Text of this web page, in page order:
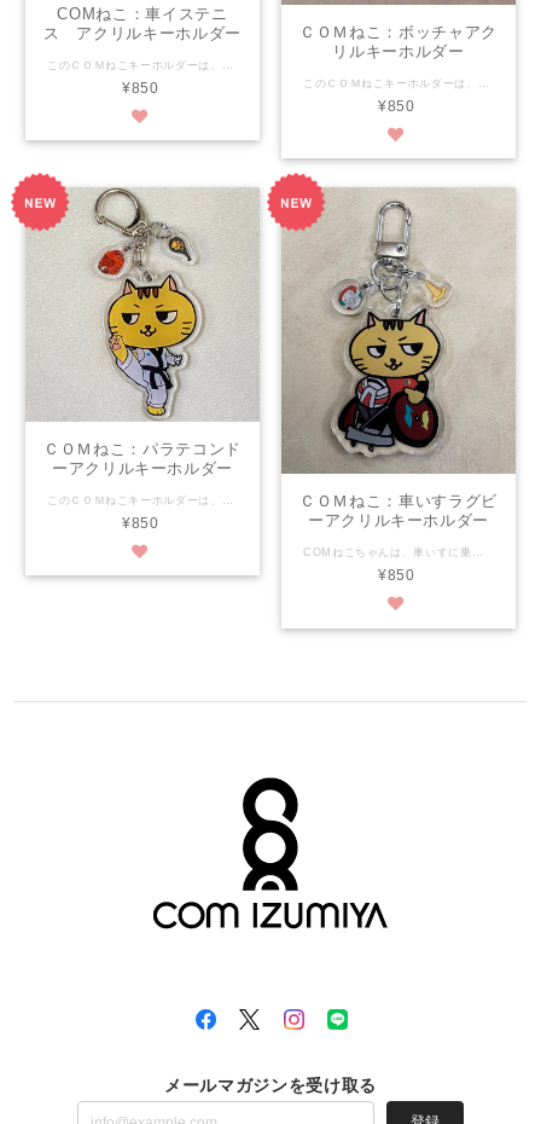
COMねこ：車イステニ
ス アクリルキーホルダー
¥850
ＣＯＭねこ：ボッチャアク
リルキーホルダー
¥850
ＣＯＭねこ：パラテコンド
ーアクリルキーホルダー
¥850
ＣＯＭねこ：車いすラグビ
ーアクリルキーホルダー
COMねこちゃんは、車いすに乗ったねこです。 いつも元気に、自由気ままにねこ生を楽しんでいます。 今回は車いすラグビーにチャレンジ！ COMねこは、いつも黄色の三角コーンとラグビーボールを持ち歩いて真剣に車いすラグビーを楽しんでいます。 このＣＯＭねこキーホルダーは、可愛さで福祉を超え、当たり前にかわいい！を目指します！ 大きさは縦約5.2㎝×横約4.8㎝ 素材はアクリル樹脂 両面からどちらかもイラストが見えます。（裏は反転した物） 印刷面が外に出ていないのではがれの心配がありません。 金具のわっかはステンレスで強いです！ なんと、黄色の三角コーンとボールも付いてきます！ パーフェクトフォルムで可愛さ満点！ 是非是非おそばにおいてくださいね♪ ★【COM泉屋】ホームページもぜひご覧ください★ http://comizumiya.jp/
¥850
メールマガジンを受け取る